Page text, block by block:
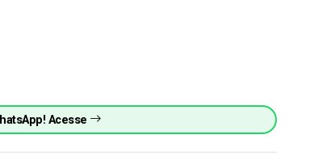
Acesse